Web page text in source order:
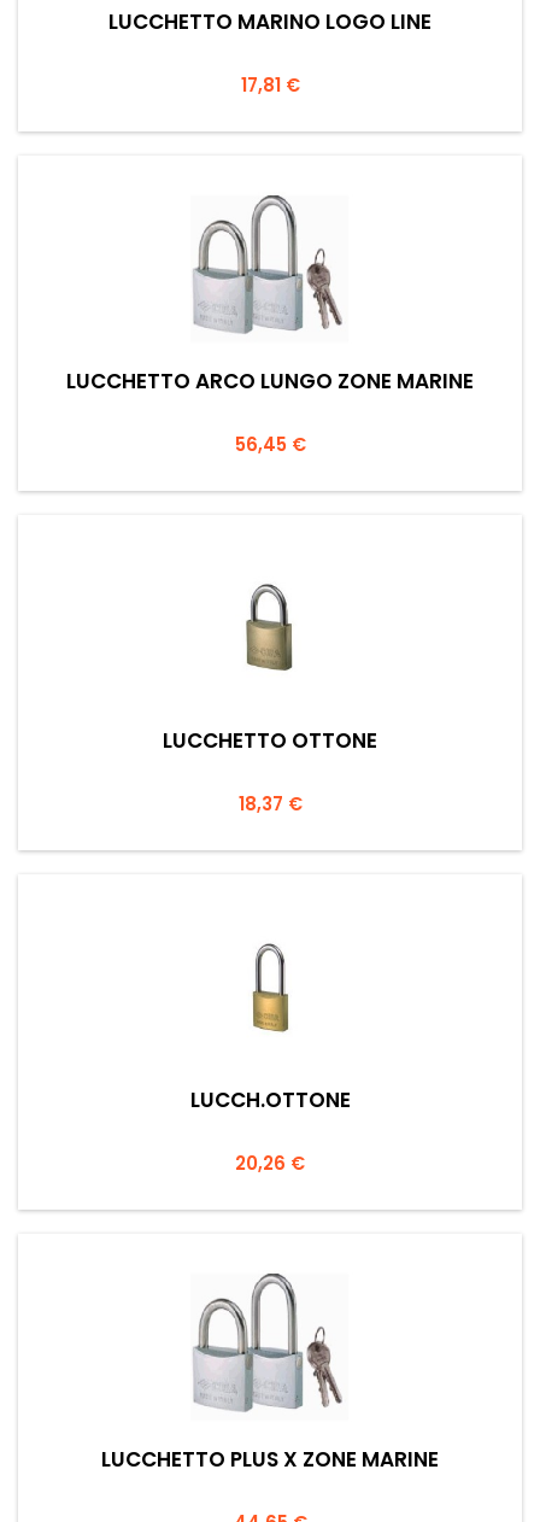
LUCCHETTO MARINO LOGO LINE
Prezzo
17,81 €
LUCCHETTO ARCO LUNGO ZONE MARINE
Prezzo
56,45 €
LUCCHETTO OTTONE
Prezzo
18,37 €
LUCCH.OTTONE
Prezzo
20,26 €
LUCCHETTO PLUS X ZONE MARINE